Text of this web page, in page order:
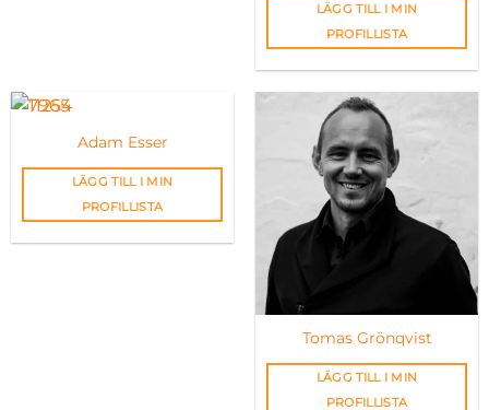
LÄGG TILL I MIN
PROFILLISTA
Adam Esser
LÄGG TILL I MIN
PROFILLISTA
Tomas Grönqvist
LÄGG TILL I MIN
PROFILLISTA